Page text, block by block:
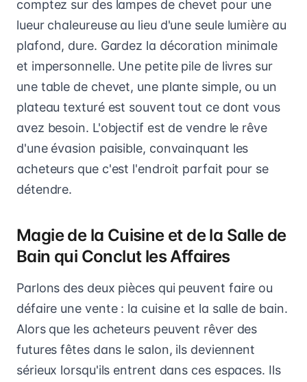
comptez sur des lampes de chevet pour une
lueur chaleureuse au lieu d'une seule lumière au
plafond, dure. Gardez la décoration minimale
et impersonnelle. Une petite pile de livres sur
une table de chevet, une plante simple, ou un
plateau texturé est souvent tout ce dont vous
avez besoin. L'objectif est de vendre le rêve
d'une évasion paisible, convainquant les
acheteurs que c'est l'endroit parfait pour se
détendre.
Magie de la Cuisine et de la Salle de
Bain qui Conclut les Affaires
Parlons des deux pièces qui peuvent faire ou
défaire une vente : la cuisine et la salle de bain.
Alors que les acheteurs peuvent rêver des
futures fêtes dans le salon, ils deviennent
sérieux lorsqu'ils entrent dans ces espaces. Ils